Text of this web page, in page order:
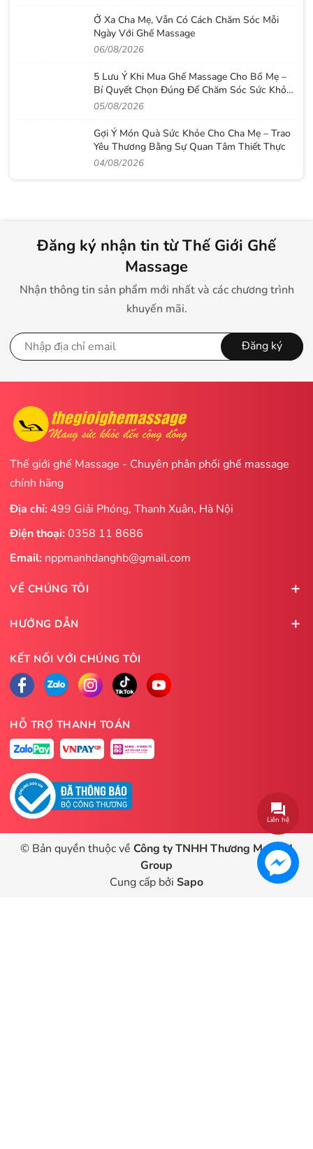
Ở Xa Cha Mẹ, Vẫn Có Cách Chăm Sóc Mỗi
Ngày Với Ghế Massage
06/08/2026
5 Lưu Ý Khi Mua Ghế Massage Cho Bố Mẹ –
Bí Quyết Chọn Đúng Để Chăm Sóc Sức Khỏe
Lâu Dài
05/08/2026
Gợi Ý Món Quà Sức Khỏe Cho Cha Mẹ – Trao
Yêu Thương Bằng Sự Quan Tâm Thiết Thực
04/08/2026
Đăng ký nhận tin từ Thế Giới Ghế
Massage
Nhận thông tin sản phẩm mới nhất và các chương trình
khuyến mãi.
Đăng ký
Thế giới ghế Massage - Chuyên phân phối ghế massage
chính hãng
Địa chỉ: 499 Giải Phóng, Thanh Xuân, Hà Nội
Điện thoại:0358 11 8686
Email: nppmanhdanghb@gmail.com
VỀ CHÚNG TÔI
HƯỚNG DẪN
KẾT NỐI VỚI CHÚNG TÔI
HỖ TRỢ THANH TOÁN
© Bản quyền thuộc về Công ty TNHH Thương Mại HM
Group
Cung cấp bởi Sapo
Liên hệ